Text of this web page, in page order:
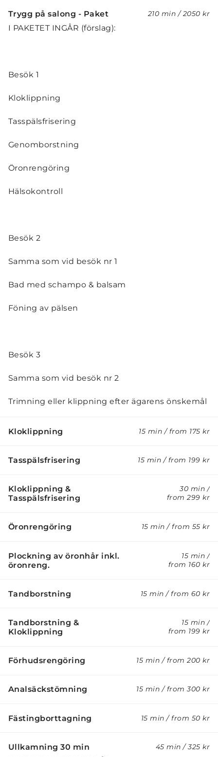
Trygg på salong - Paket 210 min/2050 kr
I PAKETET INGÅR (förslag):
Besök 1
Kloklippning
Tasspälsfrisering
Genomborstning
Öronrengöring
Hälsokontroll
Besök 2
Samma som vid besök nr 1
Bad med schampo & balsam
Föning av pälsen
Besök 3
Samma som vid besök nr 2
Trimning eller klippning efter ägarens önskemål
Kloklippning 15 min/ from 175 kr
Tasspälsfrisering 15 min/ from 199 kr
Kloklippning &
Tasspälsfrisering
30 min/
from299 kr
Öronrengöring 15 min/ from 55 kr
Plockning av öronhår inkl.
öronreng.
15 min /
from 160 kr
Tandborstning 15 min/ from 60 kr
Tandborstning &
Kloklippning
15 min/
from 199 kr
Förhudsrengöring 15 min/ from200 kr
Analsäckstömning 15 min/ from300 kr
Fästingborttagning 15 min/ from 50 kr
Ullkamning 30 min 45 min/325 kr